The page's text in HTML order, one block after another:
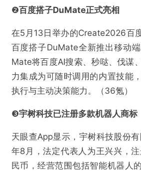
❷百度搭子DuMate正式亮相
在5月13日举办的Create2026百
百度搭子DuMate全新推出移动
Mate将百度AI搜索、秒哒、伐谋
力集成为可随时调用的内置技能
执行与主动决策能力。（36氪）
❸宇树科技已注册多款机器人商标
天眼查App显示，宇树科技股份
年8月，法定代表人为王兴兴，
民币，经营范围包括智能机器人